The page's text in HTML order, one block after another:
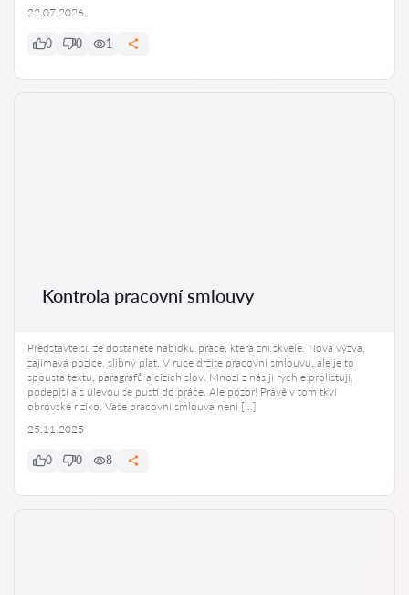
22.07.2026
0 0 1
Kontrola pracovní smlouvy
Představte si, že dostanete nabídku práce, která zní skvěle. Nová výzva,
zajímavá pozice, slibný plat. V ruce držíte pracovní smlouvu, ale je to
spousta textu, paragrafů a cizích slov. Mnozí z nás ji rychle prolistují,
podepíší a s úlevou se pustí do práce. Ale pozor! Právě v tom tkví
obrovské riziko. Vaše pracovní smlouva není […]
25.11.2025
0 0 8